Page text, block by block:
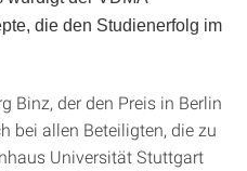
die den Studienerfolg im
Binz, der den Preis in Berlin
bei allen Beteiligten, die zu
Universität Stuttgart